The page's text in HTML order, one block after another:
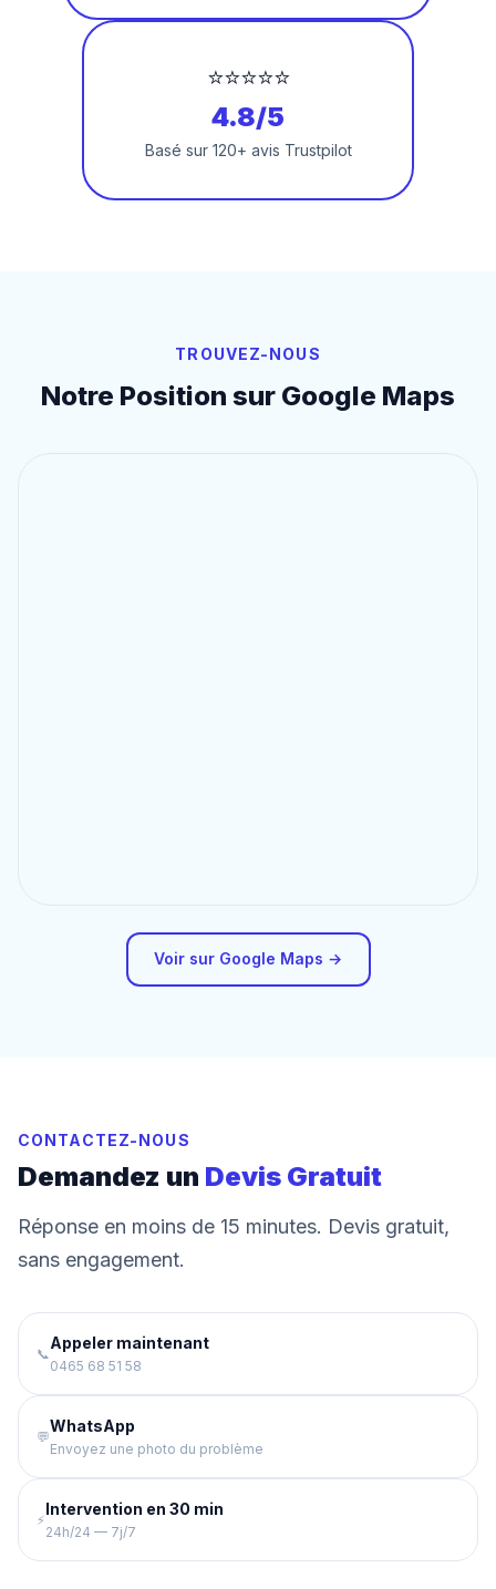
⭐⭐⭐⭐⭐
4.8/5
Basé sur 120+ avis Trustpilot
TROUVEZ-NOUS
Notre Position sur Google Maps
Voir sur Google Maps →
CONTACTEZ-NOUS
Demandez un Devis Gratuit
Réponse en moins de 15 minutes. Devis gratuit,
sans engagement.
📞
Appeler maintenant
0465 68 51 58
💬
WhatsApp
Envoyez une photo du problème
⚡
Intervention en 30 min
24h/24 — 7j/7